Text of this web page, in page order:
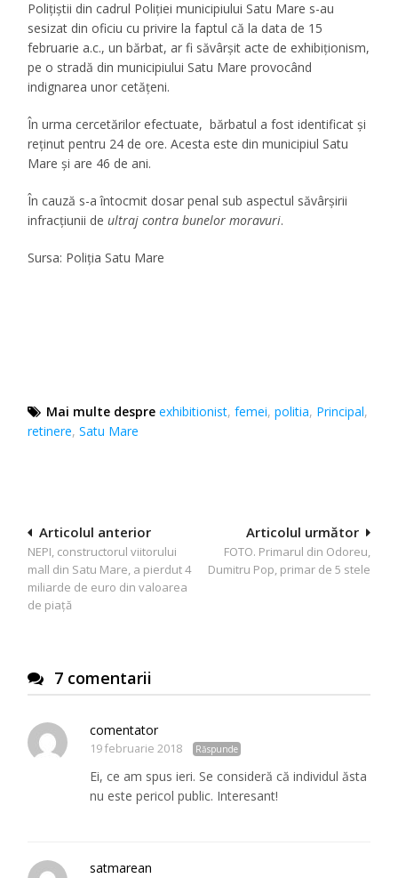
Polițiștii din cadrul Poliției municipiului Satu Mare s-au
sesizat din oficiu cu privire la faptul că la data de 15
februarie a.c., un bărbat, ar fi săvârșit acte de exhibiționism,
pe o stradă din municipiului Satu Mare provocând
indignarea unor cetățeni.
În urma cercetărilor efectuate, bărbatul a fost identificat și
reținut pentru 24 de ore. Acesta este din municipiul Satu
Mare și are 46 de ani.
În cauză s-a întocmit dosar penal sub aspectul săvârșirii
infracțiunii deultraj contra bunelor moravuri.
Sursa: Poliţia Satu Mare
Mai multe despre exhibitionist,femei,politia, Principal,
retinere,Satu Mare
Navigare
în
articole
Articolul următor
FOTO. Primarul din Odoreu,
Dumitru Pop, primar de 5 stele
Articolul anterior
NEPI, constructorul viitorului
mall din Satu Mare, a pierdut 4
miliarde de euro din valoarea
de piață
7 comentarii
comentator
19 februarie 2018 Răspunde
Ei, ce am spus ieri. Se consideră că individul ăsta
nu este pericol public. Interesant!
satmarean